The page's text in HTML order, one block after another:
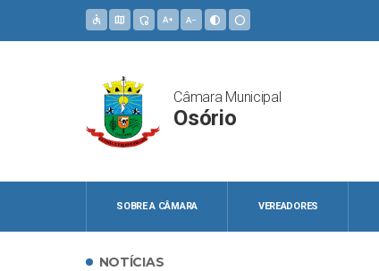
accessible map admin_panel_settings text_increase text_decrease contrast circle
Câmara Municipal
Osório
SOBRE A CÂMARA VEREADORES
NOTÍCIAS